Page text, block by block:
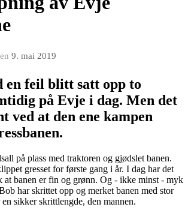
9. mai 2019
en feil blitt satt opp to
på Evje i dag. Men det
ved at den ene kampen
på plass med traktoren og gjødslet banen.
gresset for første gang i år. I dag har det
at banen er fin og grønn. Og - ikke minst - myk
har skrittet opp og merket banen med stor
sikker skrittlengde, den mannen.